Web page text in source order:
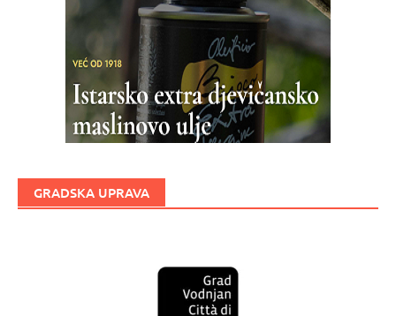
GRADSKA UPRAVA